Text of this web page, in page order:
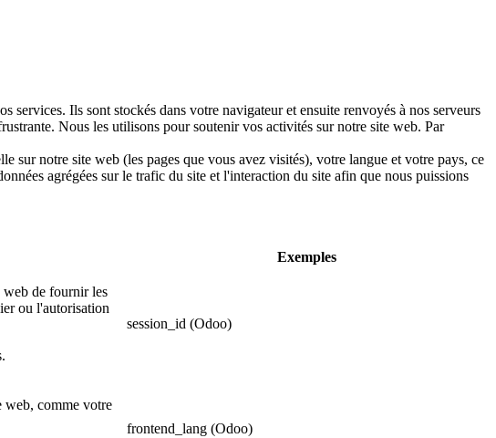
services. Ils sont stockés dans votre navigateur et ensuite renvoyés à nos serveurs
Nous les utilisons pour soutenir vos activités sur notre site web. Par
sur notre site web (les pages que vous avez visités), votre langue et votre pays, ce
agrégées sur le trafic du site et l'interaction du site afin que nous puissions
Exemples
web de fournir les
ou l'autorisation
session_id (Odoo)
web, comme votre
frontend_lang (Odoo)